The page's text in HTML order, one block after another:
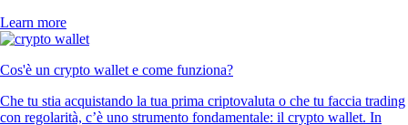
Learn more
Cos'è un crypto wallet e come funziona?
Che tu stia acquistando la tua prima criptovaluta o che tu faccia trading
con regolarità, c’è uno strumento fondamentale: il crypto wallet. In